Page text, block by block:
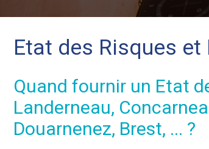
Etat des Risques et
Quand fournir un Etat
Landerneau,
Douarnenez, Brest, ... ?